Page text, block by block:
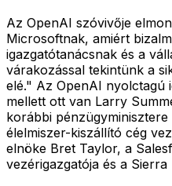
Az OpenAI szóvivője
Microsoftnak, amiért
igazgatótanácsnak és a
várakozással tekintünk a
elé." Az OpenAI nyolctagú
mellett ott van Larry
korábbi
élelmiszer-kiszállító cég
elnöke Bret Taylor, a
vezérigazgatója és a